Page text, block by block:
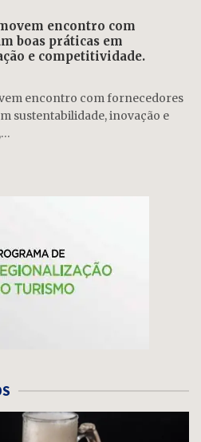
encontro com
boas práticas em
e competitividade.
encontro com fornecedores
sustentabilidade, inovação e